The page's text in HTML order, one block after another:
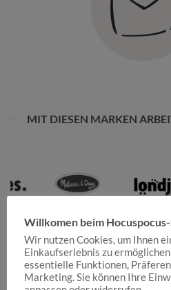
MIT DIESEN MARKEN
Willkomen beim
Wir nutzen Cookies, um Ihnen
Einkaufserlebnis zu
essentielle Funktionen,
Marketing. Sie können Ihre